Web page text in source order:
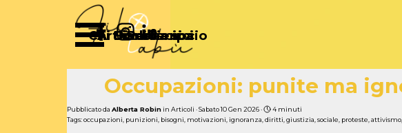
Salta menù
Chi Siamo
ArticoliPartecipa
Sostienici
Diventa socio
Occupazioni: punite ma
Pubblicato da Alberta Robinin Articoli · Sabato 10 Gen 2026 ·
4 minuti
Tags:occupazioni punizioni bisogni motivazioni ignoranza diritti giustizia sociale proteste attivismo